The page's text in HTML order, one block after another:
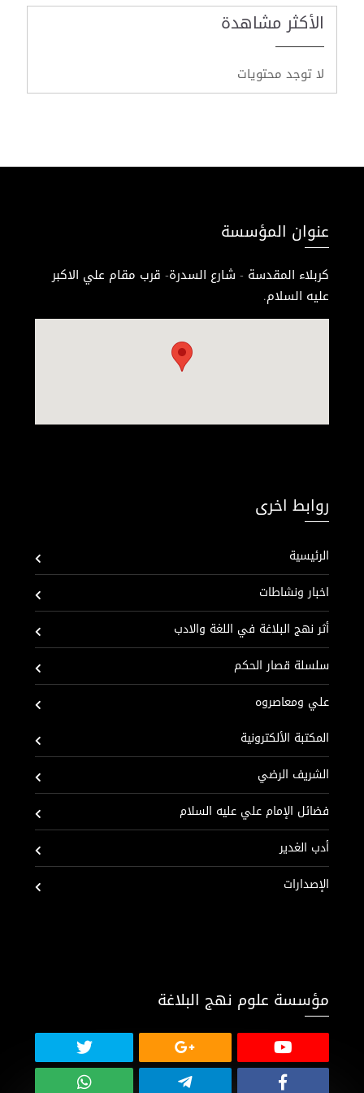
الأكثر مشاهدة
لا توجد محتويات
عنوان المؤسسة
كربلاء المقدسة - شارع السدرة- قرب مقام علي الاكبر
عليه السلام.
روابط اخرى
الرئيسية
اخبار ونشاطات
أثر نهج البلاغة في اللغة والادب
سلسلة قصار الحكم
علي ومعاصروه
المكتبة الألكترونية
الشريف الرضي
فضائل الإمام علي عليه السلام
أدب الغدير
الإصدارات
مؤسسة علوم نهج البلاغة